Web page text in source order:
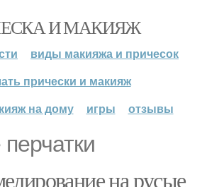
И МАКИЯЖ
виды макияжа и причесок
прически и макияж
на дому
игры отзывы
на русые